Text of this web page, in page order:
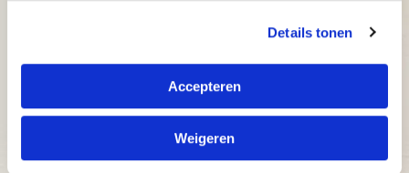
Details tonen
Accepteren
Weigeren